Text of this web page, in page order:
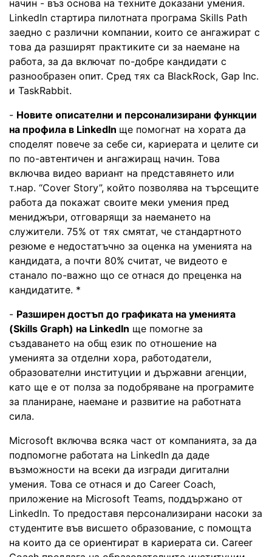
начин - въз основа на техните доказани умения.
LinkedIn стартира пилотната програма Skills Path
заедно с различни компании, които се ангажират с
това да разширят практиките си за наемане на
работа, за да включат по-добре кандидати с
разнообразен опит. Сред тях са BlackRock, Gap Inc.
и TaskRabbit.
- Новите описателни и персонализирани функции
на профила в LinkedIn ще помогнат на хората да
споделят повече за себе си, кариерата и целите си
по по-автентичен и ангажиращ начин. Това
включва видео вариант на представянето или
т.нар. “Cover Story”, който позволява на търсещите
работа да покажат своите меки умения пред
мениджъри, отговарящи за наемането на
служители. 75% от тях смятат, че стандартното
резюме е недостатъчно за оценка на уменията на
кандидата, а почти 80% считат, че видеото е
станало по-важно що се отнася до преценка на
кандидатите. *
- Разширен достъп до графиката на уменията
(Skills Graph) на LinkedIn ще помогне за
създаването на общ език по отношение на
уменията за отделни хора, работодатели,
образователни институции и държавни агенции,
като ще е от полза за подобряване на програмите
за планиране, наемане и развитие на работната
сила.
Microsoft включва всяка част от компанията, за да
подпомогне работата на LinkedIn да даде
възможности на всеки да изгради дигитални
умения. Това се отнася и до Career Coach,
приложение на Microsoft Teams, поддържано от
LinkedIn. То предоставя персонализирани насоки за
студентите във висшето образование, с помощта
на които да се ориентират в кариерата си. Career